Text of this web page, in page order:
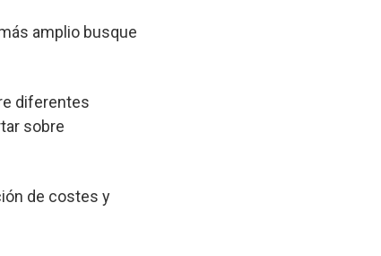
amplio busque
diferentes
sobre
de costes y